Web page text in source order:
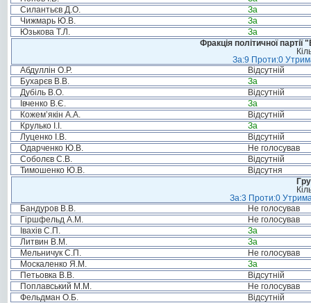
Силантьєв Д.О.
За
Чижмарь Ю.В.
За
Юзькова Т.Л.
За
Фракція політичної
За:9 Проти:0
Абдуллін О.Р.
Відсутній
Бухарєв В.В.
За
Дубіль В.О.
Відсутній
Івченко В.Є.
За
Кожем’якін А.А.
Відсутній
Крулько І.І.
За
Луценко І.В.
Відсутній
Одарченко Ю.В.
Не голосував
Соболєв С.В.
Відсутній
Тимошенко Ю.В.
Відсутня
За:3 Проти:0
Бандуров В.В.
Не голосував
Гіршфельд А.М.
Не голосував
Івахів С.П.
За
Литвин В.М.
За
Мельничук С.П.
Не голосував
Москаленко Я.М.
За
Петьовка В.В.
Відсутній
Поплавський М.М.
Не голосував
Фельдман О.Б.
Відсутній